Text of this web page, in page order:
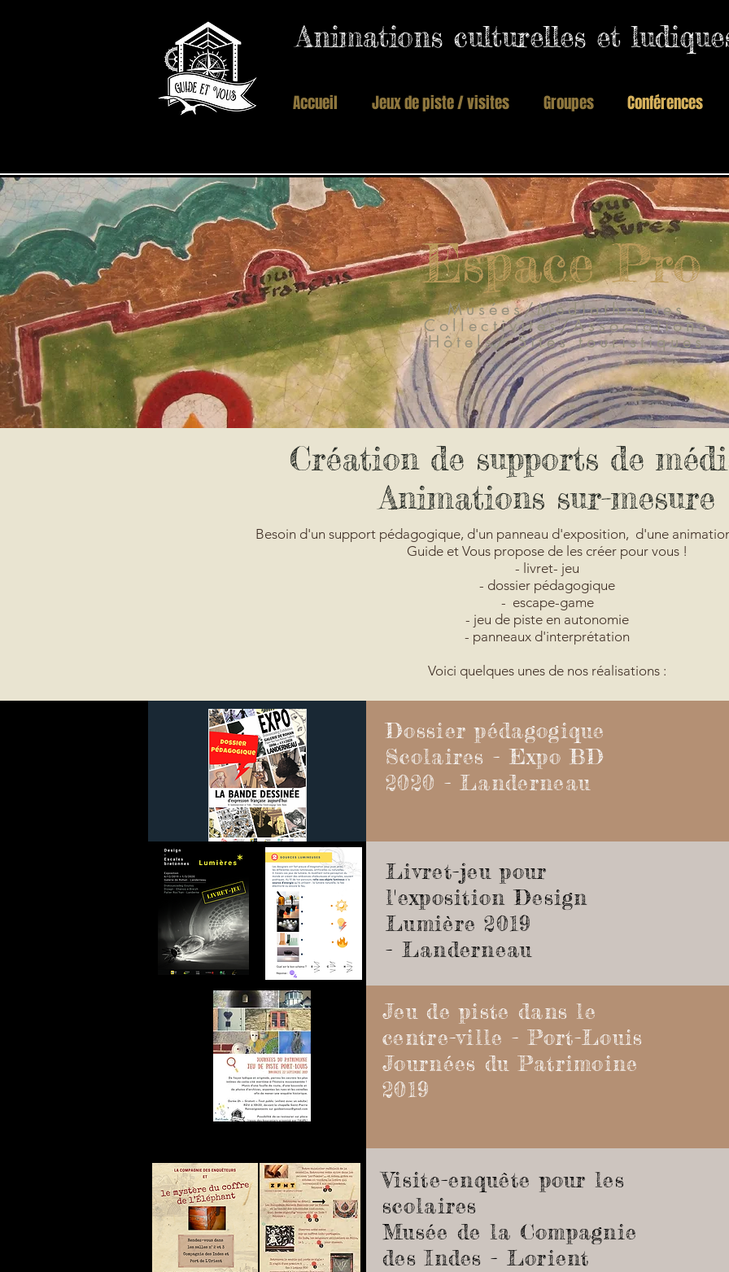
Guide et vous Animations culturelles et
Accueil Jeux de piste / visites Groupes Conférences
Espace Pro
Musées/Médiathèques
Collectivités/Associations
Hôtels/ Sites touristiques
Création de supports de
Animations sur-mesure
Besoin d'un support pédagogique, d'un panneau d'exposition, d'une
Guide et Vous propose de les créer pour vous !
- livret- jeu
- dossier pédagogique
- escape-game
- jeu de piste en autonomie
- panneaux d'interprétation
Voici quelques unes de nos réalisations :
Dossier pédagogique
Scolaires -Expo BD
2020 - Landerneau
Livret-jeu pour
l'exposition Design
Lumière 2019
- Landerneau
Jeu de piste dans le
centre-ville - Port-Louis
Journées du Patrimoine
2019
Visite-enquête pour les
scolaires
Musée de la Compagnie
des Indes - Lorient